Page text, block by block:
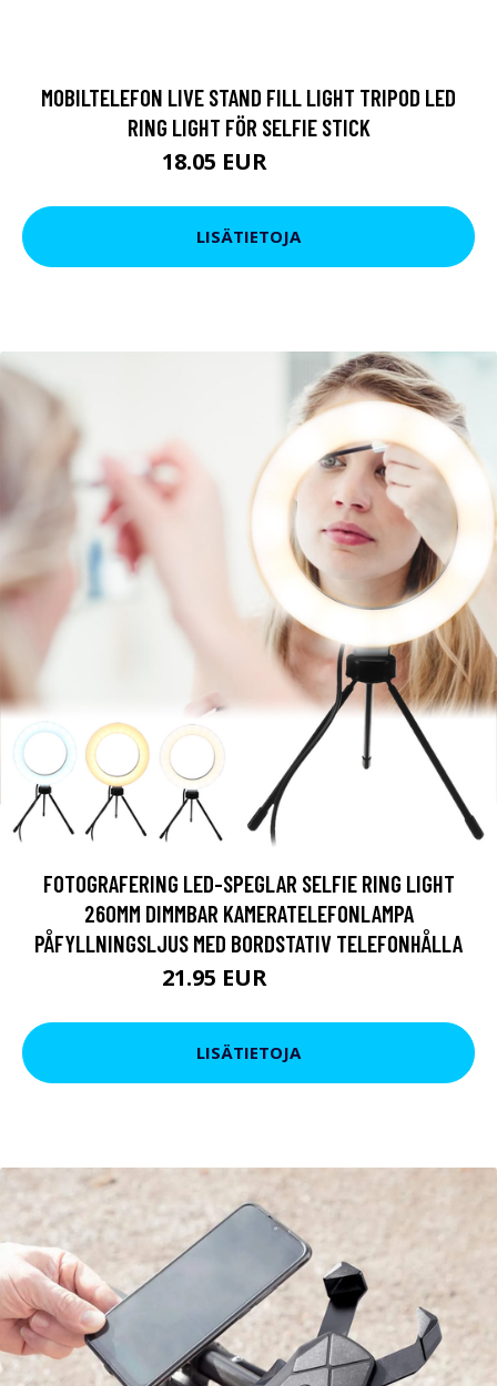
MOBILTELEFON LIVE STAND FILL LIGHT TRIPOD LED
RING LIGHT FÖR SELFIE STICK
18.05 EUR
LISÄTIETOJA
FOTOGRAFERING LED-SPEGLAR SELFIE RING LIGHT
260MM DIMMBAR KAMERATELEFONLAMPA
PÅFYLLNINGSLJUS MED BORDSTATIV TELEFONHÅLLA
21.95 EUR
LISÄTIETOJA